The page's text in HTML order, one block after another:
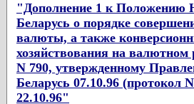
"Дополнение 1 к Положению
Беларусь о порядке
валюты, а также
хозяйствования на валютном
N 790, утвержденному
Беларусь 07.10.96 (протокол
22.10.96"